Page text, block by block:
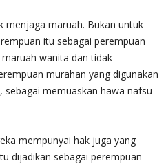
menjaga maruah. Bukan untuk
itu sebagai perempuan
wanita dan tidak
murahan yang digunakan
sebagai memuaskan hawa nafsu
mempunyai hak juga yang
dijadikan sebagai perempuan